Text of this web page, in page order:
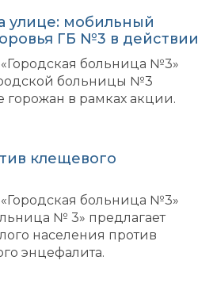
улице: мобильный
ГБ №3 в действии
больница №3»
больницы №3
горожан в рамках акции.
клещевого
больница №3»
№ 3» предлагает
населения против
энцефалита.